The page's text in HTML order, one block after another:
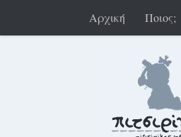
Αρχική Ποιος;